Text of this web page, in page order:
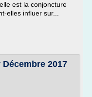
est la conjoncture
elles influer sur...
2017